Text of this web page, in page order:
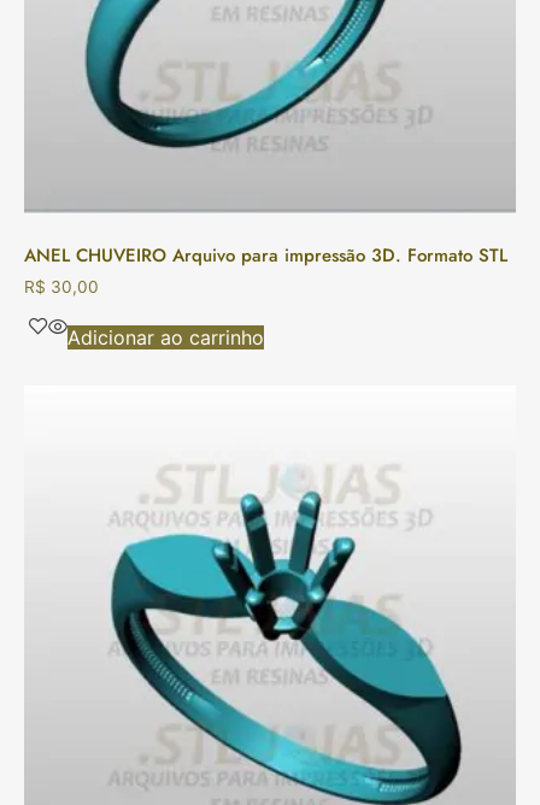
ANEL CHUVEIRO Arquivo para impressão 3D. Formato STL
R$ 30,00
Adicionar ao carrinho